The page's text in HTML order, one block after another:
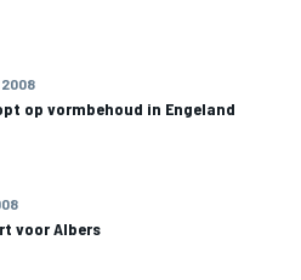
2008
op vormbehoud in Engeland
voor Albers